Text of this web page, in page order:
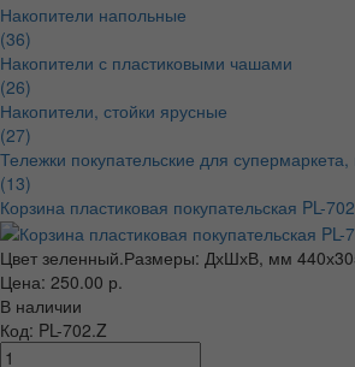
Накопители напольные
(36)
Накопители с пластиковыми чашами
(26)
Накопители, стойки ярусные
(27)
Тележки покупательские для супермаркета,
(13)
Корзина пластиковая покупательская PL-
Цвет зеленный.Размеры: ДхШхВ, мм
Цена: 250.00 р.
В наличии
Код: PL-702.Z